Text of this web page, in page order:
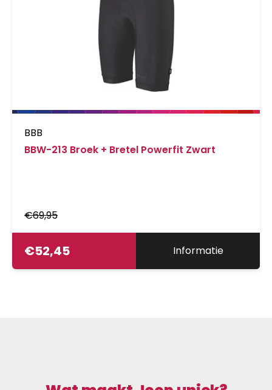
BBB
BBW-213 Broek + Bretel Powerfit Zwart
€69,95
€52,45 Informatie